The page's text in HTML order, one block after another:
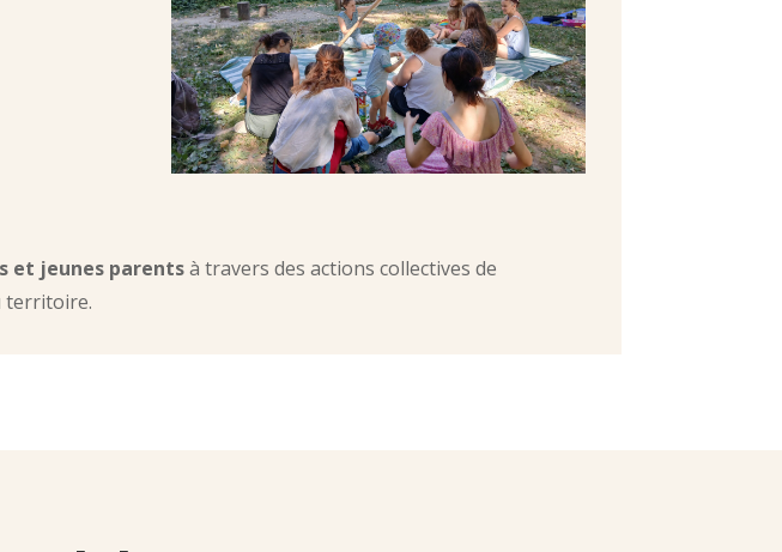
et jeunes parentsà travers des actions collectives de
territoire.